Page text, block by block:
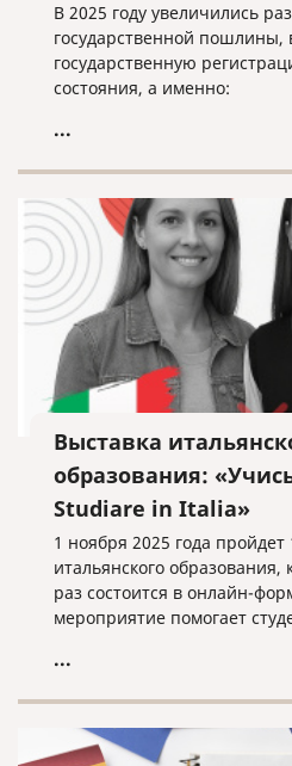
В 2025 году увеличились
государственной пошлины,
государственную
состояния, а именно:
...
Выставка
образования:
Studiare in Italia»
1 ноября 2025 года пройдет
итальянского
раз состоится в онлайн-
мероприятие помогает
высшего образования.
...